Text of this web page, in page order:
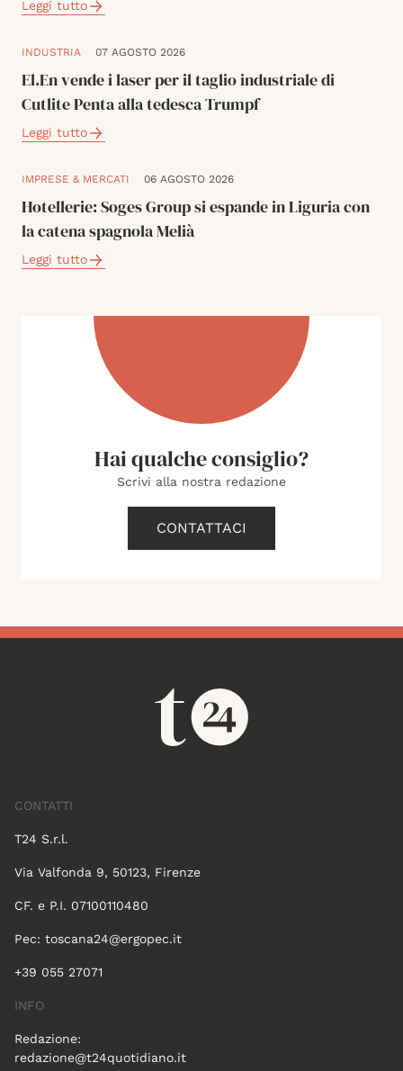
Leggi tutto
INDUSTRIA 07 AGOSTO 2026
El.En vende i laser per il taglio industriale di
Cutlite Penta alla tedesca Trumpf
Leggi tutto
IMPRESE & MERCATI 06 AGOSTO 2026
Hotellerie: Soges Group si espande in Liguria con
la catena spagnola Melià
Leggi tutto
Hai qualche consiglio?
Scrivi alla nostra redazione
CONTATTACI
CONTATTI
T24 S.r.l.
Via Valfonda 9, 50123, Firenze
CF. e P.I. 07100110480
Pec: toscana24@ergopec.it
+39 055 27071
INFO
Redazione:
redazione@t24quotidiano.it